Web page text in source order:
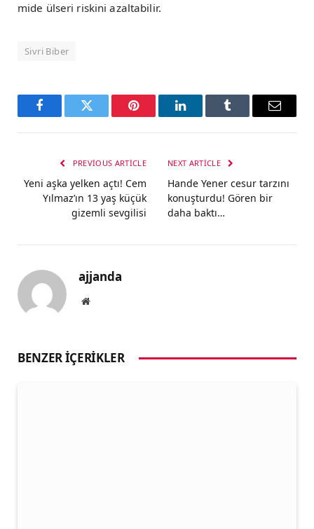
mide ülseri riskini azaltabilir.
Sivri Biber
FacebookTwitter Pinterest LinkedInTumblr Email
PREVIOUS ARTICLE
Yeni aşka yelken açtı! Cem
Yılmaz’ın 13 yaş küçük
gizemli sevgilisi
NEXT ARTICLE
Hande Yener cesur tarzını
konuşturdu! Gören bir
daha baktı…
ajjanda
Website
BENZER İÇERIKLER